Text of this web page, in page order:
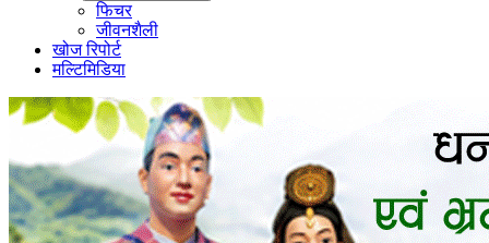
फिचर
जीवनशैली
खोज रिपोर्ट
मल्टिमिडिया